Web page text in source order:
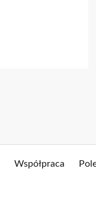
Współpraca